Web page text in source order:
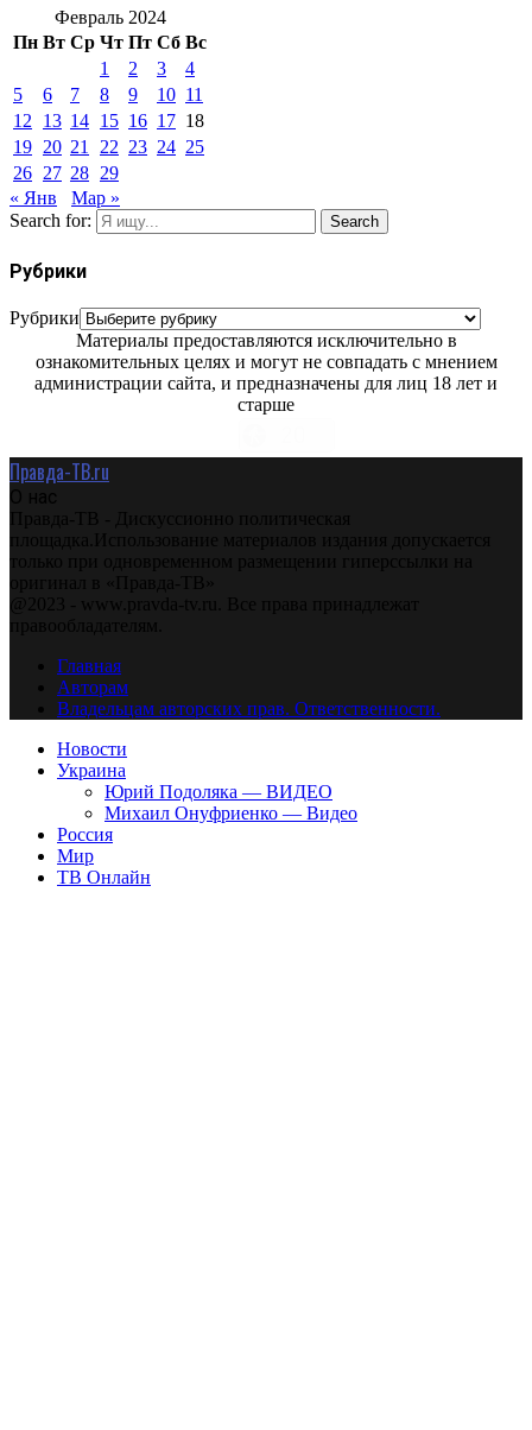
Февраль 2024
Пн Вт Ср Чт Пт Сб Вс
1
2 3
4
5
6 7 8 9 10 11
12
13 14 15 16 17 18
19 20 21 22 23 24 25
26 27 28 29
« Янв
Мар »
Search for:
Search
Рубрики
Рубрики
Материалы предоставляются исключительно в
ознакомительных целях и могут не совпадать с мнением
администрации сайта, и предназначены для лиц 18 лет и
старше
Правда-ТВ.ru
О нас
Правда-ТВ - Дискуссионно политическая
площадка.Использование материалов издания допускается
только при одновременном размещении гиперссылки на
оригинал в «Правда-ТВ»
@2023 - www.pravda-tv.ru. Все права принадлежат
правообладателям.
Главная
Авторам
Владельцам авторских прав. Ответственности.
Новости
Украина
Юрий Подоляка — ВИДЕО
Михаил Онуфриенко — Видео
Россия
Мир
ТВ Онлайн